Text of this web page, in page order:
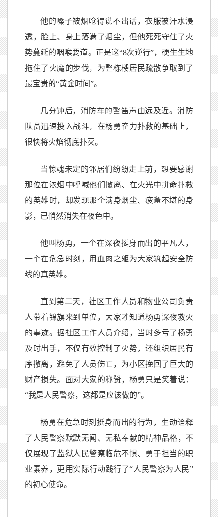
他的嗓子被烟呛得说不出话，衣服被汗水浸
透，脸上、身上落满了烟尘，但他死死守住了火
势蔓延的咽喉要道。正是这“8次逆行”，硬生生地
拖住了火魔的步伐，为整栋楼居民疏散争取到了
最宝贵的“黄金时间”。
几分钟后，消防车的警笛声由远及近。消防
队员迅速投入战斗，在杨勇奋力扑救的基础上，
很快将火焰彻底扑灭。
当惊魂未定的邻居们纷纷走上前，想要感谢
那位在浓烟中呼喊他们撤离、在火光中拼命扑救
的英雄时，却发现那个满身烟尘、疲惫不堪的身
影，已悄然消失在夜色中。
他叫杨勇，一个在深夜挺身而出的平凡人，
一个在危急时刻，用血肉之躯为大家筑起安全防
线的真英雄。
直到第二天，社区工作人员和物业公司负责
人带着锦旗来到单位，大家才知道杨勇深夜救火
的事迹。据社区工作人员介绍，当时多亏了杨勇
及时出手，不仅有效控制了火势，还组织居民有
序撤离，避免了人员伤亡，为小区挽回了巨大的
财产损失。面对大家的称赞，杨勇只是笑着说：
“我是人民警察，这都是应该做的”。
杨勇在危急时刻挺身而出的行为，生动诠释
了人民警察默默无闻、无私奉献的精神品格，不
仅展现了监狱人民警察临危不惧、勇于担当的职
业素养，更用实际行动践行了“人民警察为人民”
的初心使命。